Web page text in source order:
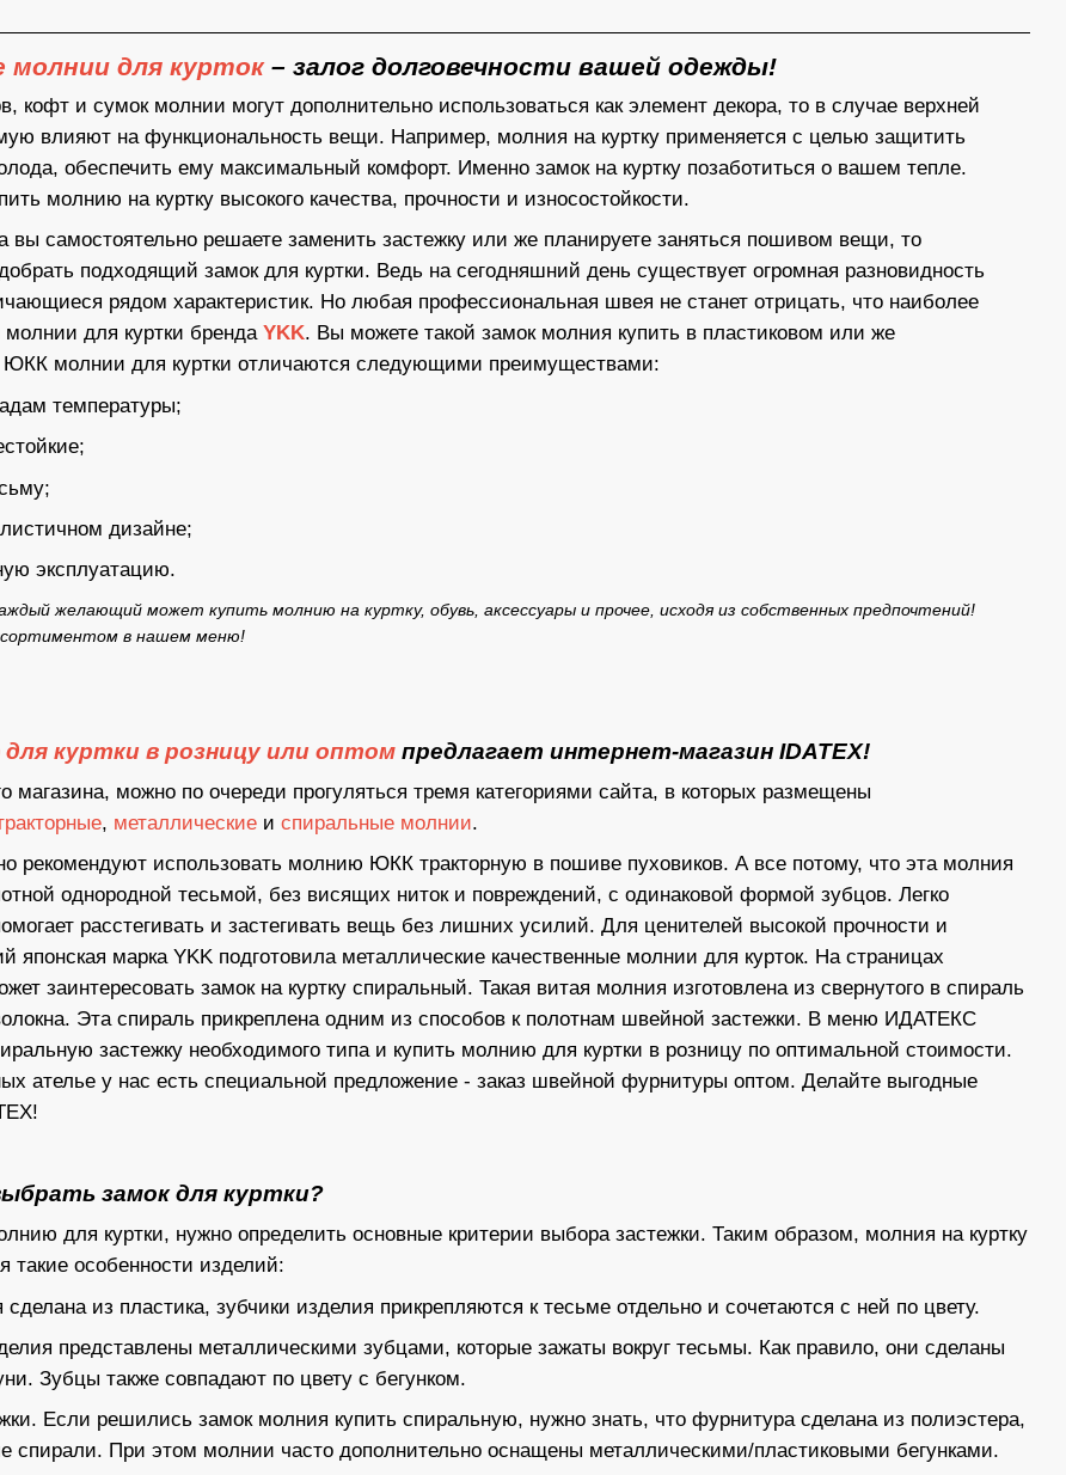
молнии для курток– залог долговечности вашей одежды!
кофт и сумок молнии могут дополнительно использоваться как элемент декора, то в случае верхней
влияют на функциональность вещи. Например, молния на куртку применяется с целью защитить
обеспечить ему максимальный комфорт. Именно замок на куртку позаботиться о вашем тепле.
молнию на куртку высокого качества, прочности и износостойкости.
вы самостоятельно решаете заменить застежку или же планируете заняться пошивом вещи, то
подходящий замок для куртки. Ведь на сегодняшний день существует огромная разновидность
рядом характеристик. Но любая профессиональная швея не станет отрицать, что наиболее
для куртки бренда YKK. Вы можете такой замок молния купить в пластиковом или же
ЮКК молнии для куртки отличаются следующими преимуществами:
температуры;
дизайне;
эксплуатацию.
желающий может купить молнию на куртку, обувь, аксессуары и прочее, исходя из собственных предпочтений!
в нашем меню!
куртки в розницу или оптом предлагает интернет-магазин IDATEX!
магазина, можно по очереди прогуляться тремя категориями сайта, в которых размещены
, металлические и спиральные молнии.
рекомендуют использовать молнию ЮКК тракторную в пошиве пуховиков. А все потому, что эта молния
однородной тесьмой, без висящих ниток и повреждений, с одинаковой формой зубцов. Легко
расстегивать и застегивать вещь без лишних усилий. Для ценителей высокой прочности и
японская марка YKK подготовила металлические качественные молнии для курток. На страницах
заинтересовать замок на куртку спиральный. Такая витая молния изготовлена из свернутого в спираль
Эта спираль прикреплена одним из способов к полотнам швейной застежки. В меню ИДАТЕКС
застежку необходимого типа и купить молнию для куртки в розницу по оптимальной стоимости.
ателье у нас есть специальной предложение - заказ швейной фурнитуры оптом. Делайте выгодные
замок для куртки?
для куртки, нужно определить основные критерии выбора застежки. Таким образом, молния на куртку
такие особенности изделий:
сделана из пластика, зубчики изделия прикрепляются к тесьме отдельно и сочетаются с ней по цвету.
представлены металлическими зубцами, которые зажаты вокруг тесьмы. Как правило, они сделаны
Зубцы также совпадают по цвету с бегунком.
. Если решились замок молния купить спиральную, нужно знать, что фурнитура сделана из полиэстера,
спирали. При этом молнии часто дополнительно оснащены металлическими/пластиковыми бегунками.